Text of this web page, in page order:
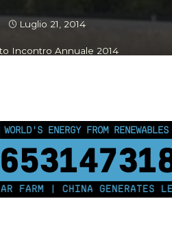
Luglio 21, 2014
Incontro Annuale 2014
WORLD'S ENERGY FROM RENEWABLES
| CHINA GENERATES